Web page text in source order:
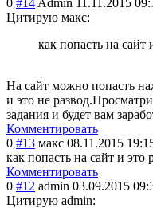
Цитирую макс:
как попасть на сайт
На сайт можно попасть
и это не
задания и будет вам
Комментировать
0 #13 макс 08.11.2015
как попасть на сайт и это
Комментировать
0 #12 admin 03.09.2015
Цитирую admin: